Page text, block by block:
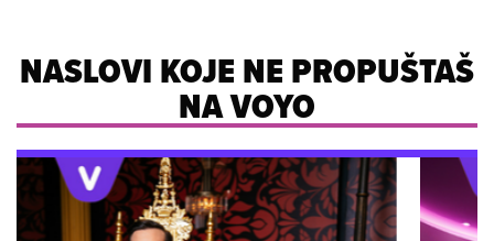
NASLOVI KOJE NE PROPUŠTAŠ
NA VOYO